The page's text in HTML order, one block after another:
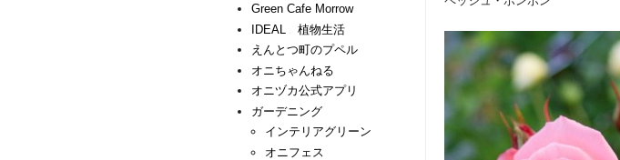
Green Cafe Morrow
IDEAL 植物生活
えんとつ町のプペル
オニちゃんねる
オニヅカ公式アプリ
ガーデニング
インテリアグリーン
オニフェス